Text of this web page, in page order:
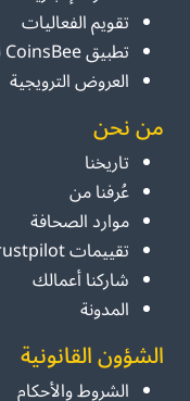
تقويم الفعاليات
تطبيق CoinsBee للجوال
العروض الترويجية
من نحن
تاريخنا
عُرفنا من
موارد الصحافة
تقييمات Trustpilot
شاركنا أعمالك
المدونة
الشؤون القانونية
الشروط والأحكام